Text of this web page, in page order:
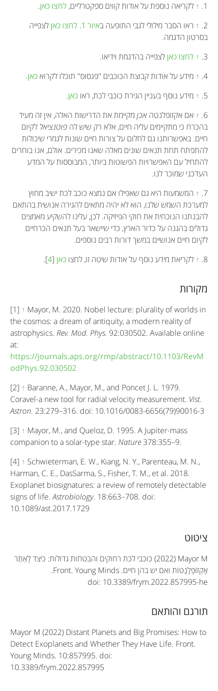
1.
↑ לקריאה נוספת על אודות קווים ספקטרליים, לחצו כאן.
2.
↑ ראו הסבר מילולי לגבי התופעה באיור 1. לחצו כאןלצפייה
בסרטון הדגמה.
3.
↑ לחצו כאןלצפייה בהדגמת וידיאו.
4.
↑ מידע על אודות קבוצת הכוכבים ''פגסוס'' תוכלו לקרואכאן.
5.
↑ מידע נוסף בעניין הגירת כוכבי לכת, ראו כאן.
6.
↑ אם אקזופלנטה אכןמקיימת את הדרישות האלה, אין זה מעיד
בהכרח כי מתקיימים עליה חיים, אלא רק שיש לה פוטנציאל לקיום
חיים. באפשרותנו גם לחלום על צורות חיים שונות לגמרי שיכולות
להתפתח תחת תנאים שונים מאלה שאנו מכירים. אולם, אנו בוחרים
להתחיל עם האפשרויות הפשוטות ביותר, המבוססות על המדע
העדכני שמוכר לנו.
7.
↑ המשמעות היא גם שאפילו אם נמצא כוכב לכת ישיב מחוץ
למערכת השמש שלנו, הוא לא יהיה מתאים להגירה אנושית בהתאם
להבנתנו הנוכחית את חוקי הפיזיקה. לכן, עלינו להשקיע מאמצים
גדולים בהגנה על כדור הארץ, כדי שיישאר בעל תנאים הכרחיים
לקיום חיים אנושיים במשך דורות רבים נוספים.
8.
↑ לקריאת מידע נוסף על אודות שיטה זו, לחצו כאן[
4
].
מקורות
[1] ↑ Mayor, M. 2020. Nobel lecture: plurality of worlds in
the cosmos: a dream of antiquity, a modern reality of
astrophysics.Rev. Mod. Phys. 92:030502. Available online
at:
https://journals.aps.org/rmp/abstract/10.1103/RevM
odPhys.92.030502
[2] ↑ Baranne, A., Mayor, M., and Poncet J. L. 1979.
Coravel-a new tool for radial velocity measurement.Vist.
Astron. 23:279–316. doi: 10.1016/0083-6656(79)90016-3
[3] ↑ Mayor, M., and Queloz, D. 1995. A Jupiter-mass
companion to a solar-type star.Nature378:355–9.
[4] ↑ Schwieterman, E. W., Kiang, N. Y., Parenteau, M. N.,
Harman, C. E., DasSarma, S., Fisher, T. M., et al. 2018.
Exoplanet biosignatures: a review of remotely detectable
signs of life.Astrobiology. 18:663–708. doi:
10.1089/ast.2017.1729
A
r
t
i
c
ציטוט
(2022) Mayor Mכוכבי לכת רחוקים והבטחות גדולות: כיצד לְאַתֵּר
אֶקְזוֹפְּלָנֶטוֹת ואם יש בהן חיים. Front. Young Minds
.
doi: 10.3389/frym.2022.857995-he
תורגם והותאם
Mayor M (2022) Distant Planets and Big Promises: How to
Detect Exoplanets and Whether They Have Life. Front.
Young Minds. 10:857995. doi:
10.3389/frym.2022.857995